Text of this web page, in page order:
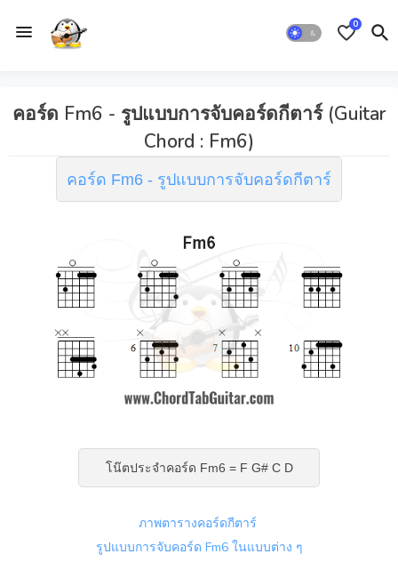
0
คอร์ด Fm6 - รูปแบบการจับคอร์ดกีตาร์ (Guitar
Chord : Fm6)
คอร์ด Fm6 - รูปแบบการจับคอร์ดกีตาร์
โน๊ตประจำคอร์ด Fm6 = F G# C D
ภาพตารางคอร์ดกีตาร์
รูปแบบการจับคอร์ด Fm6 ในแบบต่าง ๆ